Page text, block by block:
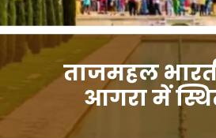
ताजमहल